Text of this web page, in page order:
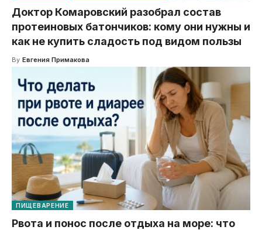
Доктор Комаровский разобрал состав
протеиновых батончиков: кому они нужны и
как не купить сладость под видом пользы
By Евгения Примакова
ПИЩЕВАРЕНИЕ
Рвота и понос после отдыха на море: что